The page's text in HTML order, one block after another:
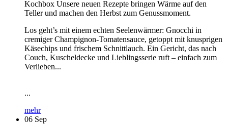
Kochbox Unsere neuen Rezepte bringen Wärme auf den
Teller und machen den Herbst zum Genussmoment.
Los geht’s mit einem echten Seelenwärmer: Gnocchi in
cremiger Champignon-Tomatensauce, getoppt mit knusprigen
Käsechips und frischem Schnittlauch. Ein Gericht, das nach
Couch, Kuscheldecke und Lieblingsserie ruft – einfach zum
Verlieben...
...
mehr
06 Sep